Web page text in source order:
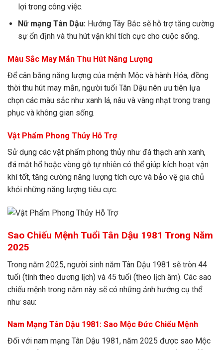
lợi trong công việc.
Nữ mạng Tân Dậu:Hướng Tây Bắc sẽ hỗ trợ tăng cường
sự ổn định và thu hút vận khí tích cực cho cuộc sống.
Màu Sắc May Mắn Thu Hút Năng Lượng
Để cân bằng năng lượng của mệnh Mộc và hành Hỏa, đồng
thời thu hút may mắn, người tuổi Tân Dậu nên ưu tiên lựa
chọn các màu sắc như xanh lá, nâu và vàng nhạt trong trang
phục và không gian sống.
Vật Phẩm Phong Thủy Hỗ Trợ
Sử dụng các vật phẩm phong thủy như đá thạch anh xanh,
đá mắt hổ hoặc vòng gỗ tự nhiên có thể giúp kích hoạt vận
khí tốt, tăng cường năng lượng tích cực và bảo vệ gia chủ
khỏi những năng lượng tiêu cực.
Sao Chiếu Mệnh Tuổi Tân Dậu 1981 Trong Năm
2025
Trong năm 2025, người sinh năm Tân Dậu 1981 sẽ tròn 44
tuổi (tính theo dương lịch) và 45 tuổi (theo lịch âm). Các sao
chiếu mệnh trong năm này sẽ có những ảnh hưởng cụ thể
như sau:
Nam Mạng Tân Dậu 1981: Sao Mộc Đức Chiếu Mệnh
Đối với nam mạng Tân Dậu 1981, năm 2025 được sao Mộc